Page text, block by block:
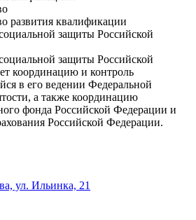
развития квалификации
защиты Российской
защиты Российской
координацию и контроль
в его ведении Федеральной
а также координацию
фонда Российской Федерации и
Российской Федерации.
ул. Ильинка, 21